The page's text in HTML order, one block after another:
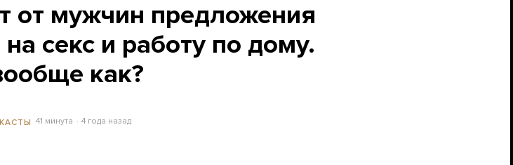
от мужчин предложения
секс и работу по дому.
как?
41 минута 4 года назад